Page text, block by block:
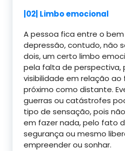
|02| Limbo emocional
A pessoa fica entre o
depressão, contudo, não
dois, um certo limbo
pela falta de perspectiva,
visibilidade em relação
próximo como distante.
guerras ou catástrofes
tipo de sensação, pois
em fazer nada, pelo fato
segurança ou mesmo
empreender ou sonhar.